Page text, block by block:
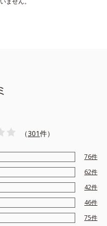
（301件）
76件
62件
42件
46件
75件